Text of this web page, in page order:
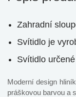
Zahradní
Svítidlo je
Svítidlo
Moderní design
práškovou barvou a